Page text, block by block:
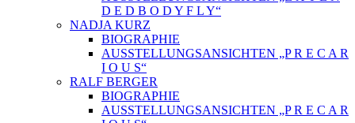
D E D B O D Y F L Y“
NADJA KURZ
BIOGRAPHIE
AUSSTELLUNGSANSICHTEN „P R E C A R
I O U S“
RALF BERGER
BIOGRAPHIE
AUSSTELLUNGSANSICHTEN „P R E C A R